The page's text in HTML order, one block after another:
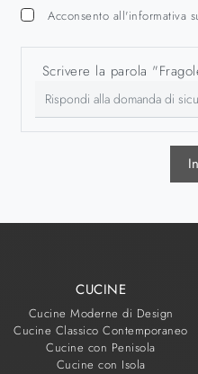
Acconsento all'informativa
Scrivere la parola
CUCINE
Cucine Moderne di Design
Cucine Classico Contemporaneo
Cucine con Penisola
Cucine con Isola